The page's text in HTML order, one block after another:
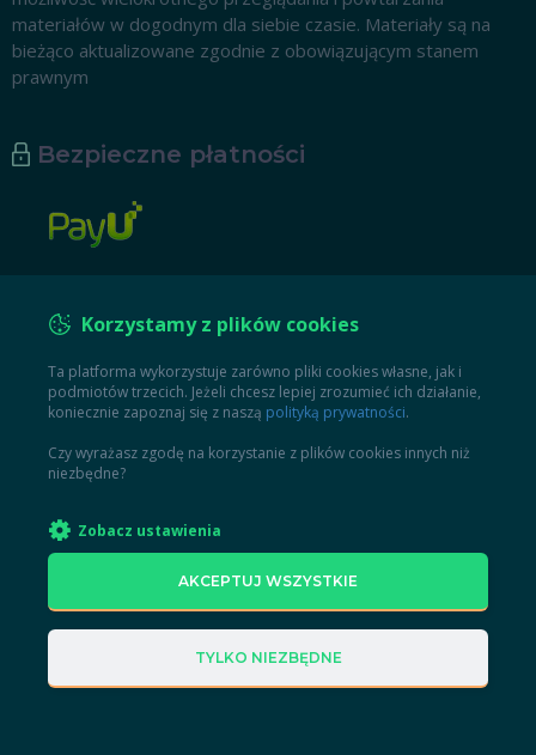
materiałów w dogodnym dla siebie czasie. Materiały są na
bieżąco aktualizowane zgodnie z obowiązującym stanem
prawnym
Bezpieczne płatności
Kursy online
Korzystamy z plików cookies
Ta platforma wykorzystuje zarówno pliki cookies własne, jak i
podmiotów trzecich. Jeżeli chcesz lepiej zrozumieć ich działanie,
koniecznie zapoznaj się z naszą polityką prywatności.
Czy wyrażasz zgodę na korzystanie z plików cookies innych niż
niezbędne?
Zobacz ustawienia
AKCEPTUJ WSZYSTKIE
TYLKO NIEZBĘDNE